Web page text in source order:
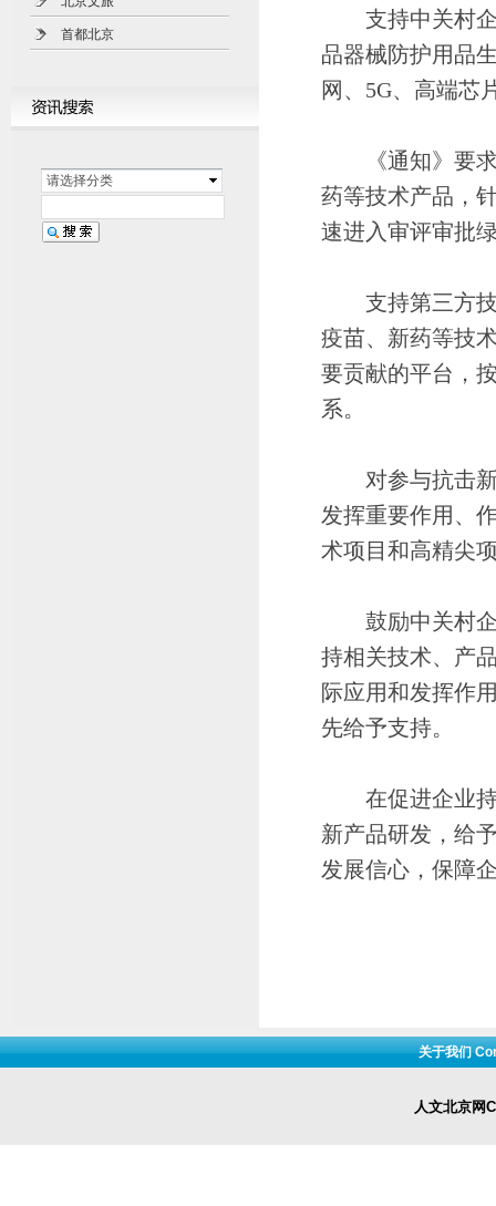
首都北京
请选择分类
支持中关村企
品器械防护用品
网、5G、高端芯
《通知》要求
药等技术产品，
速进入审评审批
支持第三方技
疫苗、新药等技
要贡献的平台，
系。
对参与抗击新
发挥重要作用、
术项目和高精尖
鼓励中关村企
持相关技术、产
际应用和发挥作
先给予支持。
在促进企业持
新产品研发，给
发展信心，保障
人文北京网
关于我们